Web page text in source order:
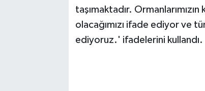
taşımaktadır.
olacağımızı ifade ediyor ve
ediyoruz.' ifadelerini kullandı.